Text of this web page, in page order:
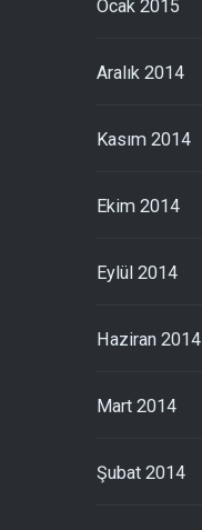
Ocak 2015
Aralık 2014
Kasım 2014
Ekim 2014
Eylül 2014
Haziran 2014
Mart 2014
Şubat 2014